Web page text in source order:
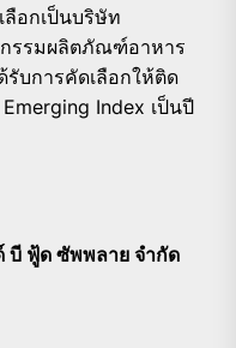
อกเป็นบริษัท
รรมผลิตภัณฑ์อาหาร
รับการคัดเลือกให้ติด
Index เป็นปี
บี ฟู้ด ซัพพลาย จำกัด